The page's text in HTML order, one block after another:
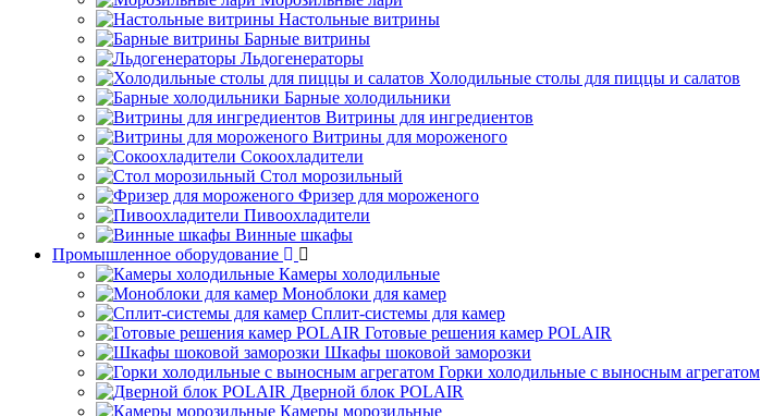
Настольные витрины
Барные витрины
Льдогенераторы
Холодильные столы для пиццы и салатов
Барные холодильники
Витрины для ингредиентов
Витрины для мороженого
Сокоохладители
Стол морозильный
Фризер для мороженого
Пивоохладители
Винные шкафы
Промышленное оборудование
Камеры холодильные
Моноблоки для камер
Сплит-системы для камер
Готовые решения камер POLAIR
Шкафы шоковой заморозки
Горки холодильные с выносным агрегатом
Дверной блок POLAIR
Камеры морозильные